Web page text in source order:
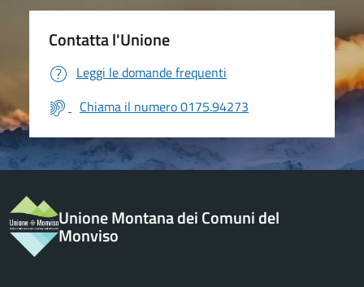
Contatta l'Unione
Leggi le domande frequenti
Chiama il numero 0175.94273
Unione Montana dei Comuni del
Monviso